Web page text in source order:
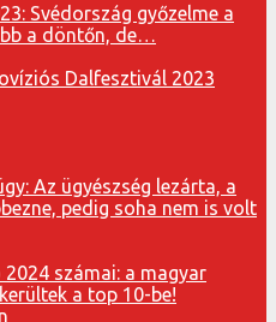
Svédország győzelme a
a döntőn, de…
Dalfesztivál 2023
Az ügyészség lezárta, a
pedig soha nem is volt
számai: a magyar
a top 10-be!